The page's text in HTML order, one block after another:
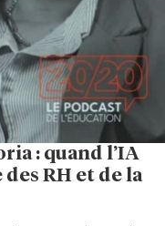
: quand l’IA
RH et de la